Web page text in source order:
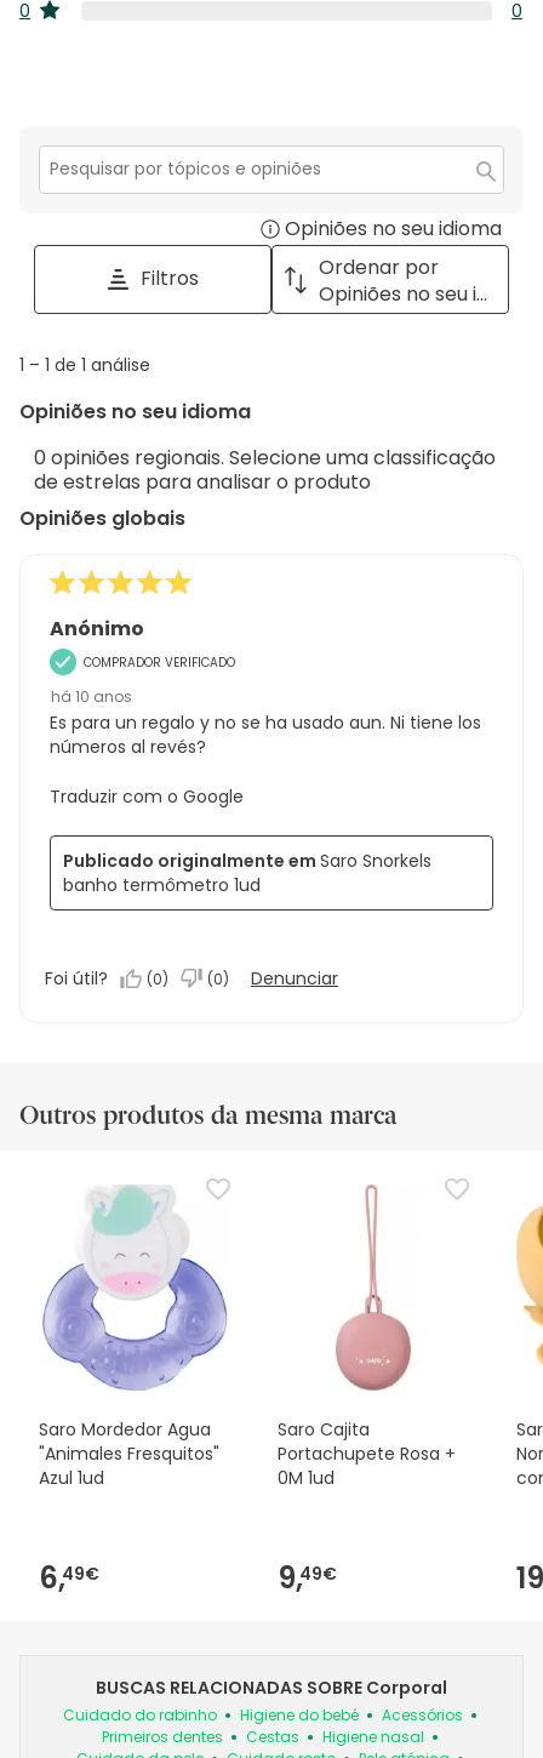
4
0
estrelas
0
Secção
Opiniões no seu idioma
a
with
Filtros
Ordenar por
Opiniões no seu idioma
1
1
análise
1 – 1 de 1 análise
Opiniões no seu idioma
0 opiniões regionais. Selecione uma classificação
de estrelas para analisar o produto
Opiniões globais
Anónimo
COMPRADOR VERIFICADO
há 10 anos
Es para un regalo y no se ha usado aun. Ni tiene los
números al revés?
Traduzir com o Google
Publicado originalmente em Saro Snorkels
banho termômetro 1ud
Foi útil? (0) (0) Denunciar
Outros produtos da mesma marca
Saro Mordedor Agua
"Animales Fresquitos"
Azul 1ud
6,49€
Saro Cajita
Portachupete Rosa +
0M 1ud
9,49€
BUSCAS RELACIONADAS SOBRE Corporal
Cuidado do rabinho Higiene do bebé
Acessórios
Primeiros dentes
Cestas
Higiene nasal